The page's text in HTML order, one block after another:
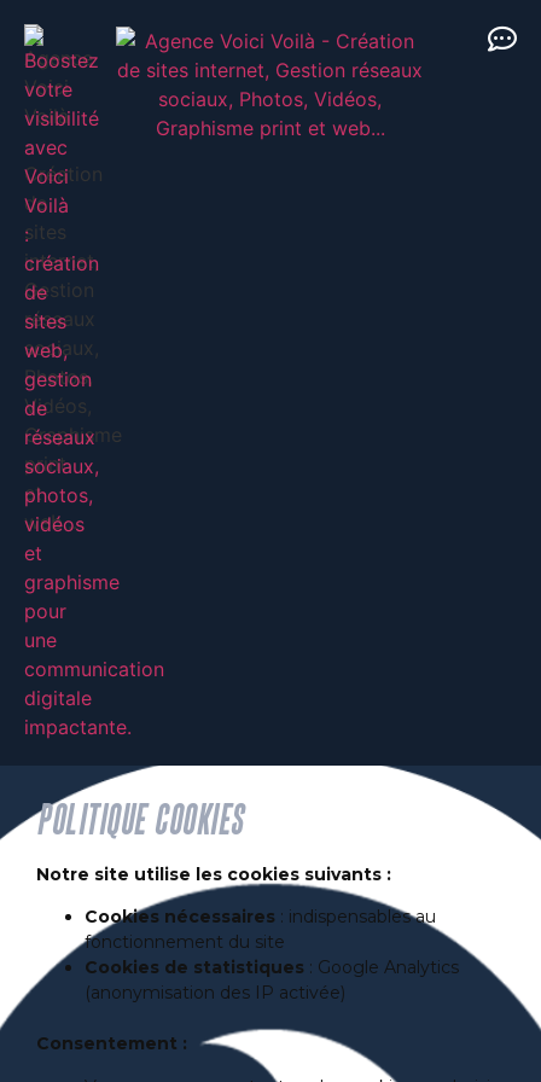
Politique cookies
Notre site utilise les cookies suivants :
Cookies nécessaires : indispensables au
fonctionnement du site
Cookies de statistiques : Google Analytics
(anonymisation des IP activée)
Consentement :